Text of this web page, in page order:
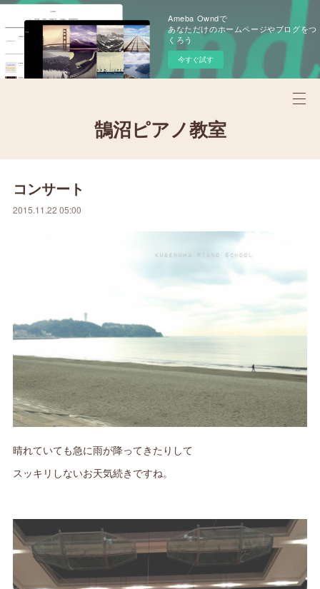
Ameba Owndで
あなただけのホームページやブログをつ
くろう
今すぐ試す
鵠沼ピアノ教室
コンサート
2015.11.22 05:00
晴れていても急に雨が降ってきたりして
スッキリしないお天気続きですね。